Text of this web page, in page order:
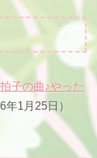
子の曲♪やった
年1月25日）